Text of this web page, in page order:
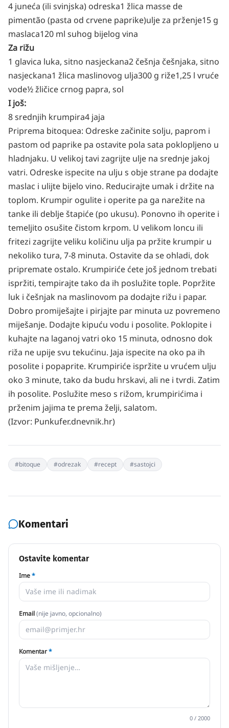
4 juneća (ili svinjska) odreska1 žlica masse de
pimentão (pasta od crvene paprike)ulje za prženje15 g
maslaca120 ml suhog bijelog vina
Za rižu
1 glavica luka, sitno nasjeckana2 češnja češnjaka, sitno
nasjeckana1 žlica maslinovog ulja300 g riže1,25 l vruće
vode½ žličice crnog papra, sol
I još:
8 srednjih krumpira4 jaja
Priprema bitoquea: Odreske začinite solju, paprom i
pastom od paprike pa ostavite pola sata poklopljeno u
hladnjaku. U velikoj tavi zagrijte ulje na srednje jakoj
vatri. Odreske ispecite na ulju s obje strane pa dodajte
maslac i ulijte bijelo vino. Reducirajte umak i držite na
toplom. Krumpir ogulite i operite pa ga narežite na
tanke ili deblje štapiće (po ukusu). Ponovno ih operite i
temeljito osušite čistom krpom. U velikom loncu ili
fritezi zagrijte veliku količinu ulja pa pržite krumpir u
nekoliko tura, 7-8 minuta. Ostavite da se ohladi, dok
pripremate ostalo. Krumpiriće ćete još jednom trebati
ispržiti, tempirajte tako da ih poslužite tople. Popržite
luk i češnjak na maslinovom pa dodajte rižu i papar.
Dobro promiješajte i pirjajte par minuta uz povremeno
miješanje. Dodajte kipuću vodu i posolite. Poklopite i
kuhajte na laganoj vatri oko 15 minuta, odnosno dok
riža ne upije svu tekućinu. Jaja ispecite na oko pa ih
posolite i popaprite. Krumpiriće ispržite u vrućem ulju
oko 3 minute, tako da budu hrskavi, ali ne i tvrdi. Zatim
ih posolite. Poslužite meso s rižom, krumpirićima i
prženim jajima te prema želji, salatom.
(Izvor: Punkufer.dnevnik.hr)
#bitoque #odrezak #recept #sastojci
Komentari
Ostavite komentar
Ime*
Email(nije javno, opcionalno)
Komentar*
0 / 2000